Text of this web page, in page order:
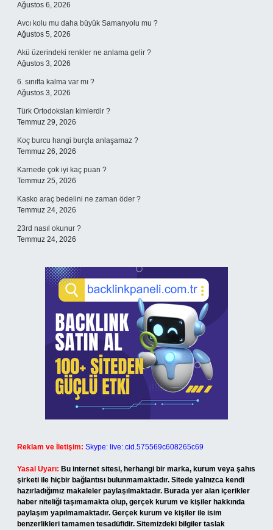
Ağustos 6, 2026
Avcı kolu mu daha büyük Samanyolu mu ?
Ağustos 5, 2026
Akü üzerindeki renkler ne anlama gelir ?
Ağustos 3, 2026
6. sınıfta kalma var mı ?
Ağustos 3, 2026
Türk Ortodoksları kimlerdir ?
Temmuz 29, 2026
Koç burcu hangi burçla anlaşamaz ?
Temmuz 26, 2026
Karnede çok iyi kaç puan ?
Temmuz 25, 2026
Kasko araç bedelini ne zaman öder ?
Temmuz 24, 2026
23rd nasıl okunur ?
Temmuz 24, 2026
Reklam ve İletişim: Skype: live:.cid.575569c608265c69
Yasal Uyarı: Bu internet sitesi, herhangi bir marka, kurum veya şahıs
şirketi ile hiçbir bağlantısı bulunmamaktadır. Sitede yalnızca kendi
hazırladığımız makaleler paylaşılmaktadır. Burada yer alan içerikler
haber niteliği taşımamakta olup, gerçek kurum ve kişiler hakkında
paylaşım yapılmamaktadır. Gerçek kurum ve kişiler ile isim
benzerlikleri tamamen tesadüfidir. Sitemizdeki bilgiler taslak